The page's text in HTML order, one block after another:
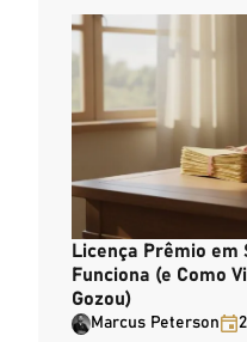
Licença Prêmio em
Funciona (e Como
Gozou)
Marcus Peterson